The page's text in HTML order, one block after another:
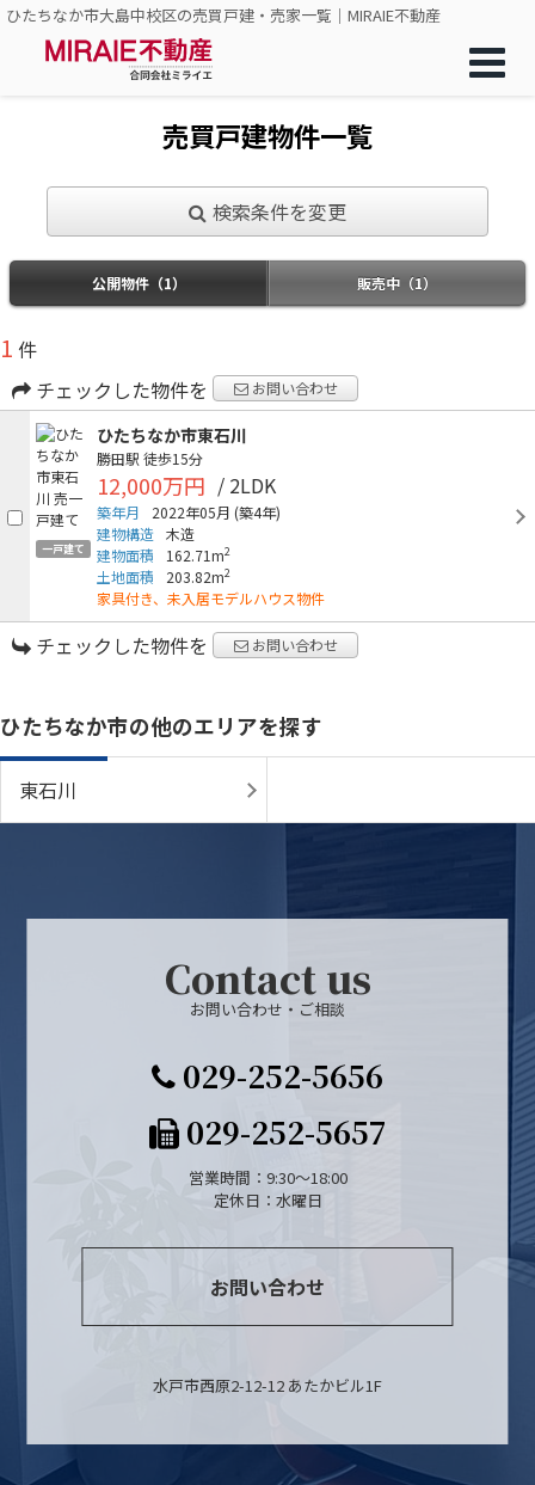
ひたちなか市大島中校区の売買戸建・売家一覧｜MIRAIE不動産
売買戸建物件一覧
検索条件を変更
公開物件（1） 販売中（1）
1 件
チェックした物件を
お問い合わせ
一戸建て
ひたちなか市東石川
勝田駅 徒歩15分
12,000万円 / 2LDK
築年月 2022年05月 (築4年)
建物構造 木造
建物面積
162.71m2
土地面積 203.82m2
家具付き、未入居モデルハウス物件
チェックした物件を お問い合わせ
ひたちなか市の他のエリアを探す
東石川
Contact us
お問い合わせ・ご相談
029-252-5656
029-252-5657
営業時間：9:30～18:00
定休日：水曜日
お問い合わせ
水戸市西原2-12-12 あたかビル1F